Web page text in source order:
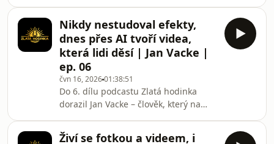
ztracenou kameru za 150 000 Kč,
kterou hodinu hled
kampaně (např. pro Foodoru s Evou
Adamčíkovou), její billboardy visí na
pražské magistrále, ale přitom stále
používá stařičkou Sony A9 první
generace, fotí zásadně přes displej a
odmítá se honit za technickými
tabulkami.Probrali jsme její fascinující
cestu: od klap
Nikdy nestudoval efekty,
dnes přes AI tvoří videa,
která lidi děsí | Jan Vacke |
ep. 06
čvn 16, 202601:38:51
Do 6. dílu podcastu Zlatá hodinka
dorazil Jan Vacke – člověk, který na
jiný level práce s umělou inteligencí.
Živí se fotkou a videem, i